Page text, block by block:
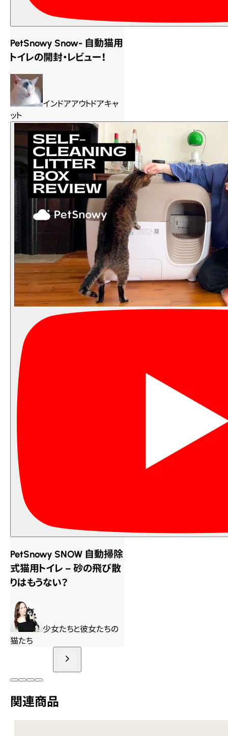
PetSnowy Snow- 自動猫用
トイレの開封・レビュー！
インドアアウトドアキャ
ット
PetSnowy SNOW 自動掃除
式猫用トイレ – 砂の飛び散
りはもうない？
少女たちと彼女たちの
猫たち
関連商品